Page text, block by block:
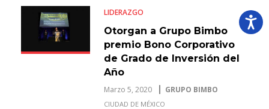
LIDERAZGO
Otorgan a Grupo Bimbo
premio Bono Corporativo
de Grado de Inversión del
Año
Marzo 5, 2020 GRUPO BIMBO
CIUDAD DE MÉXICO